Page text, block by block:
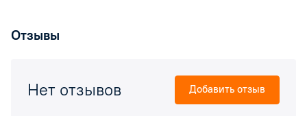
Отзывы
Нет отзывов Добавить отзыв